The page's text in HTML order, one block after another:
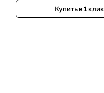
Купить в 1 клик